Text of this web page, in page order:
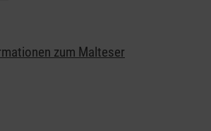
erhöht sich
Veranstalter ergibt sich
eines Sanitätsdienstes nicht
zum Malteser